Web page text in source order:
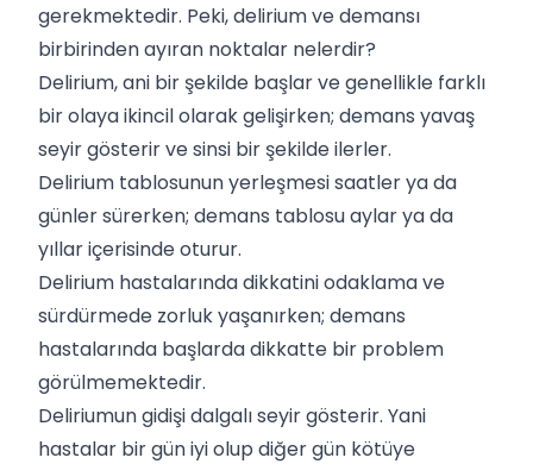
gerekmektedir. Peki, delirium ve demansı
birbirinden ayıran noktalar nelerdir?
Delirium, ani bir şekilde başlar ve genellikle farklı
bir olaya ikincil olarak gelişirken; demans yavaş
seyir gösterir ve sinsi bir şekilde ilerler.
Delirium tablosunun yerleşmesi saatler ya da
günler sürerken; demans tablosu aylar ya da
yıllar içerisinde oturur.
Delirium hastalarında dikkatini odaklama ve
sürdürmede zorluk yaşanırken; demans
hastalarında başlarda dikkatte bir problem
görülmemektedir.
Deliriumun gidişi dalgalı seyir gösterir. Yani
hastalar bir gün iyi olup diğer gün kötüye